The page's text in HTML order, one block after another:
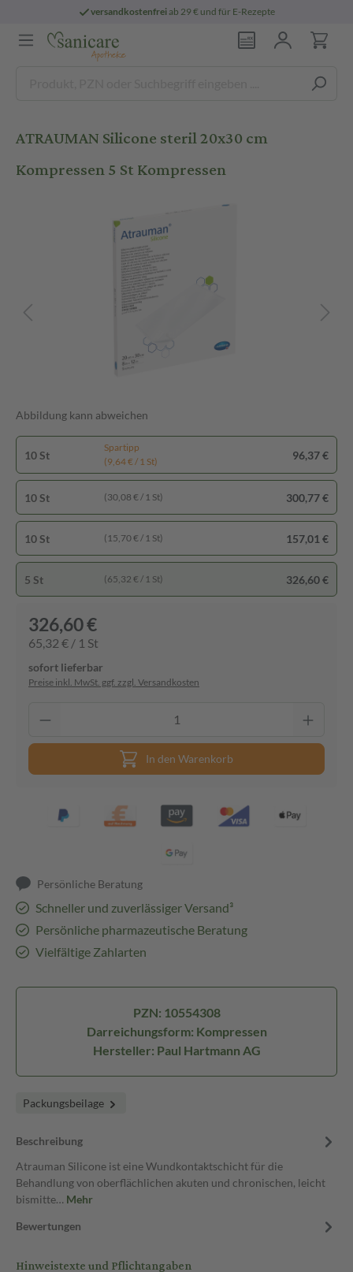
versandkostenfreiab 29 € und für E-Rezepte
ATRAUMAN Silicone steril 20x30 cm
Kompressen 5 St Kompressen
Abbildung kann abweichen
10 St
Spartipp
(9,64 € / 1 St)
96,37 €
10 St (30,08 € / 1 St) 300,77 €
10 St (15,70 € / 1 St) 157,01 €
5 St (65,32 € / 1 St) 326,60 €
326,60 €
65,32 € / 1 St
sofort lieferbar
Preise inkl. MwSt. ggf. zzgl. Versandkosten
In den Warenkorb
Persönliche Beratung
Schneller und zuverlässiger Versand³
Persönliche pharmazeutische Beratung
Vielfältige Zahlarten
PZN: 10554308
Darreichungsform: Kompressen
Hersteller: Paul Hartmann AG
Packungsbeilage
Beschreibung
Atrauman Silicone ist eine Wundkontaktschicht für die
Behandlung von oberflächlichen akuten und chronischen, leicht
bismitte… Mehr
Bewertungen
Hinweistexte und Pflichtangaben